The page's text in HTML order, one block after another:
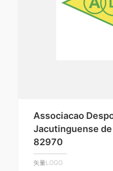
Associacao
Jacutinguense
82970
矢量LOGO